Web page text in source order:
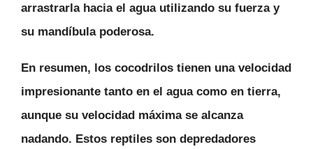
arrastrarla hacia el agua utilizando su fuerza y
su mandíbula poderosa.
En resumen, los cocodrilos tienen una velocidad
impresionante tanto en el agua como en tierra,
aunque su velocidad máxima se alcanza
nadando. Estos reptiles son depredadores